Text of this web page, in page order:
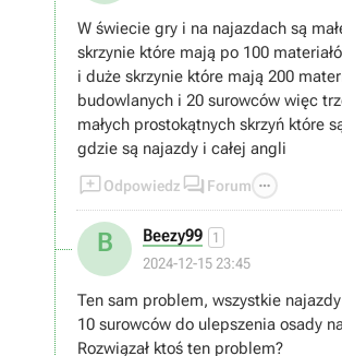
W świecie gry i na najazdach są
skrzynie które mają po 100
i duże skrzynie które mają 200
budowlanych i 20 surowców więc
małych prostokątnych skrzyń które
gdzie są najazdy i całej angli
Odpowiedz  Forum 
B Beezy99 1
2024-12-15 23:45
Ten sam problem, wszystkie
10 surowców do ulepszenia osady
Rozwiązał ktoś ten problem?